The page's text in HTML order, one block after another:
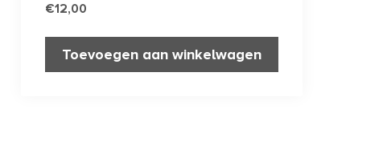
€12,00
Toevoegen aan winkelwagen